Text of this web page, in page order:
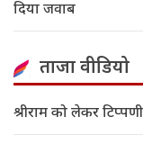
दिया जवाब
ताजा वीडियो
श्रीराम को लेकर